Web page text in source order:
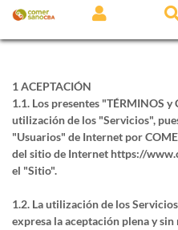
1 ACEPTACIÓN
1.1. Los presentes "TÉRMINOS
utilización de los "Servicios",
"Usuarios" de Internet por
del sitio de Internet https://
el "Sitio".
1.2. La utilización de los
expresa la aceptación plena y